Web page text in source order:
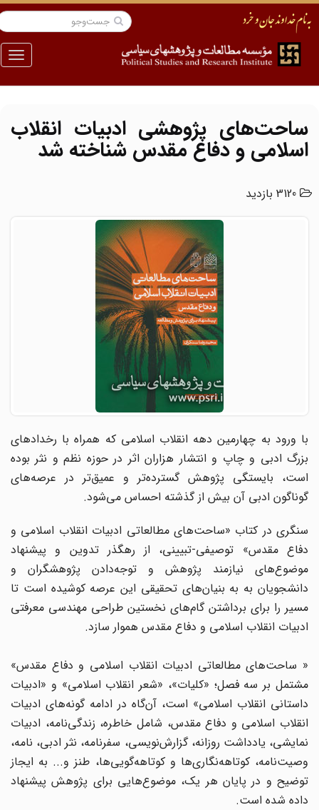
منو
ساحت‌های پژوهشی ادبیات انقلاب
اسلامی و دفاع مقدس شناخته شد
3120 بازدید
با ورود به چهارمین دهه انقلاب اسلامی که همراه با رخدادهای
بزرگ ادبی و چاپ و انتشار هزاران اثر در حوزه نظم و نثر بوده
است، بایستگی پژوهش گسترده‌تر و عمیق‌تر در عرصه‌های
گوناگون ادبی آن بیش از گذشته احساس می‌شود.
سنگری در کتاب «ساحت‌های مطالعاتی ادبیات انقلاب اسلامی و
دفاع مقدس» توصیفی-تبیینی، از رهگذر تدوین و پیشنهاد
موضوع‌های نیازمند پژوهش و توجه‌دادن پژوهشگران و
دانشجویان به به بنیان‌های تحقیقی این عرصه کوشیده است تا
مسیر را برای برداشتن گام‌های نخستین طراحی مهندسی معرفتی
ادبیات انقلاب اسلامی و دفاع مقدس هموار سازد.
« ساحت‌های مطالعاتی ادبیات انقلاب اسلامی و دفاع مقدس»
مشتمل بر سه فصل؛ «کلیات»، «شعر انقلاب اسلامی» و «ادبیات
داستانی انقلاب اسلامی» است، آن‌گاه در ادامه گونه‌های ادبیات
انقلاب اسلامی و دفاع مقدس، شامل خاطره، زندگی‌نامه، ادبیات
نمایشی، یادداشت روزانه، گزارش‌نویسی، سفرنامه، نثر ادبی، نامه،
وصیت‌نامه، کوتاهه‌نگاری‌ها و کوتاهه‌گویی‌ها، طنز و... به ایجاز
توضیح و در پایان هر یک، موضوع‌هایی برای پژوهش پیشنهاد
داده شده است.